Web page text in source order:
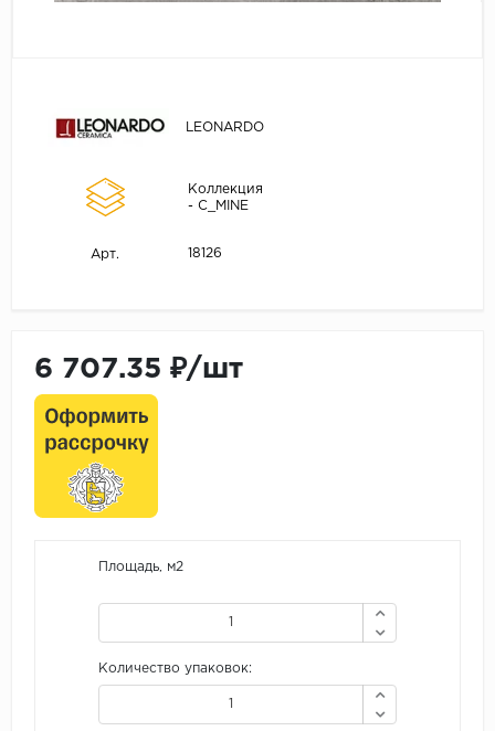
LEONARDO
Коллекция
- C_MINE
Арт. 18126
6 707.35 ₽/шт
Площадь, м2
Количество упаковок: